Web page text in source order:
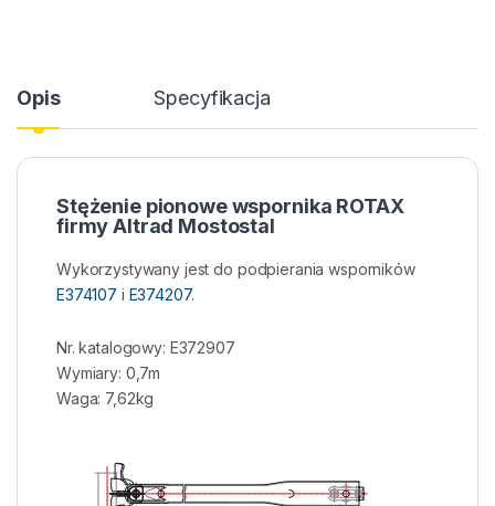
Opis Specyfikacja
Stężenie pionowe wspornika ROTAX
firmy Altrad Mostostal
Wykorzystywany jest do podpierania wsporników
E374107 i E374207.
Nr. katalogowy: E372907
Wymiary: 0,7m
Waga: 7,62kg